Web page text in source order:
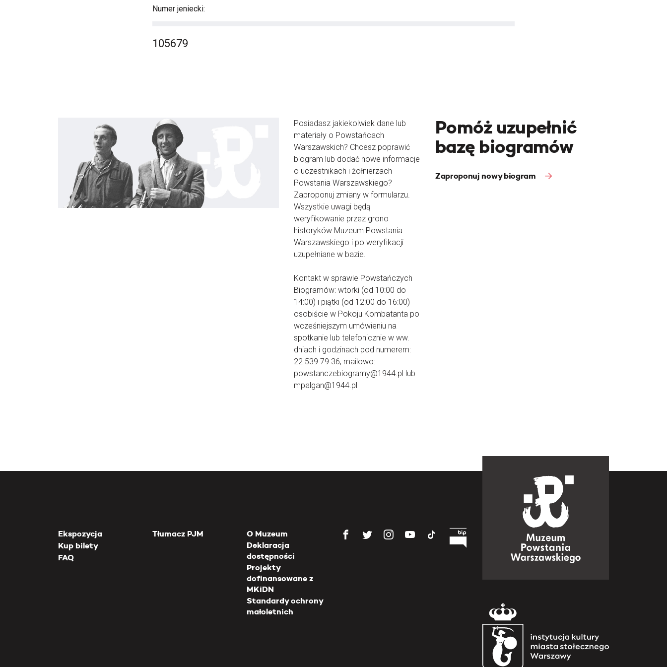
Numer jeniecki:
105679
Posiadasz jakiekolwiek dane lub
materiały o Powstańcach
Warszawskich? Chcesz poprawić
biogram lub dodać nowe informacje
o uczestnikach i żołnierzach
Powstania Warszawskiego?
Zaproponuj zmiany w formularzu.
Wszystkie uwagi będą
weryfikowanie przez grono
historyków Muzeum Powstania
Warszawskiego i po weryfikacji
uzupełniane w bazie.
Kontakt w sprawie Powstańczych
Biogramów: wtorki (od 10:00 do
14:00) i piątki (od 12:00 do 16:00)
osobiście w Pokoju Kombatanta po
wcześniejszym umówieniu na
spotkanie lub telefonicznie w ww.
dniach i godzinach pod numerem:
22 539 79 36, mailowo:
powstanczebiogramy@1944.pl lub
mpalgan@1944.pl
Pomóż uzupełnić
bazę biogramów
Zaproponuj nowy biogram
Ekspozycja
Kup bilety
FAQ
Tłumacz PJM
O Muzeum
Deklaracja
dostępności
Projekty
dofinansowane z
MKiDN
Standardy ochrony
małoletnich